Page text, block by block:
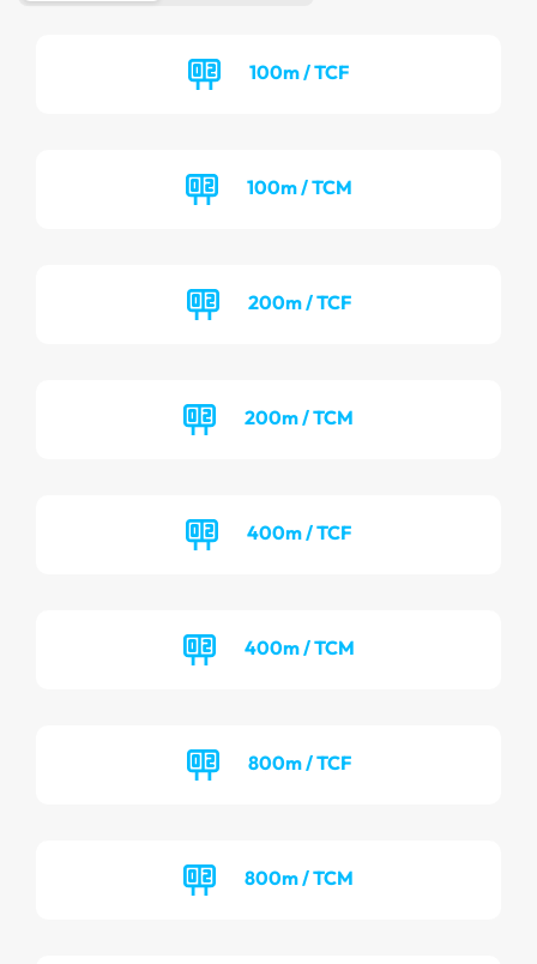
100m / TCF
100m / TCM
200m / TCF
200m / TCM
400m / TCF
400m / TCM
800m / TCF
800m / TCM